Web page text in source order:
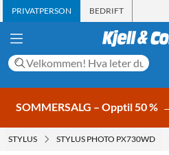
PRIVATPERSON BEDRIFT
SOMMERSALG – Opptil 50 %
STYLUS STYLUS PHOTO PX730WD